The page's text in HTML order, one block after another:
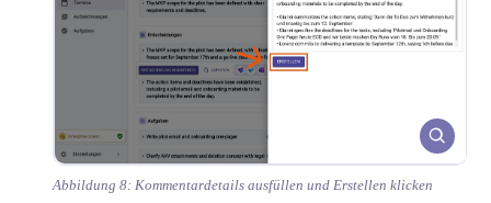
Abbildung 8: Kommentardetails ausfüllen und Erstellen klicken